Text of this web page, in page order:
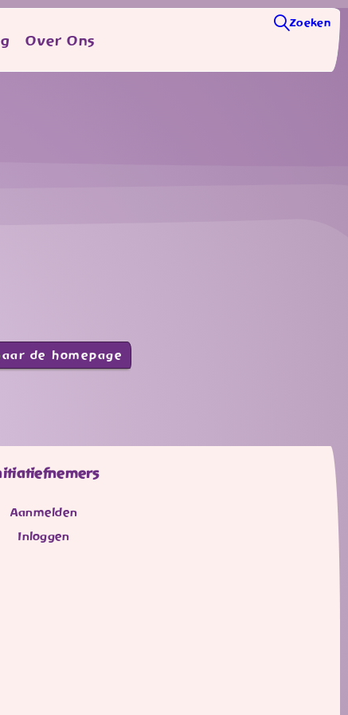
Over Ons
Zoeken
de homepage
Aanmelden
Inloggen